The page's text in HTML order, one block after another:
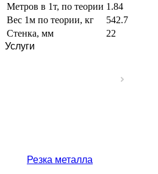
Метров в 1т, по теории 1.84
Вес 1м по теории, кг
542.7
Стенка, мм
22
Услуги
Резка металла